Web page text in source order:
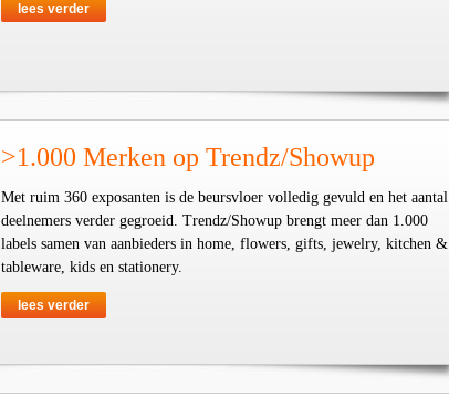
lees verder
>1.000 Merken op Trendz/Showup
Met ruim 360 exposanten is de beursvloer volledig gevuld en het aantal
deelnemers verder gegroeid. Trendz/Showup brengt meer dan 1.000
labels samen van aanbieders in home, flowers, gifts, jewelry, kitchen &
tableware, kids en stationery.
lees verder